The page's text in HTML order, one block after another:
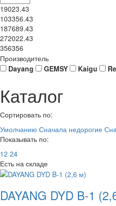
19023.43
103356.43
187689.43
272022.43
356356
Производитель
Dayang
GEMSY Kaigu
Каталог
Сортировать по:
Умолчанию Сначала недорогие
Показывать по:
12 24
Есть на складе
DAYANG DYD B-1